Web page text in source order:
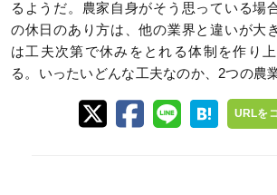
るようだ。農家自身がそう思っている場
の休日のあり方は、他の業界と違いが大
は工夫次第で休みをとれる体制を作り
る。いったいどんな工夫なのか、2つの農
URLを